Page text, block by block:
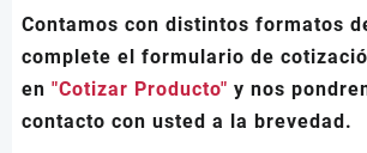
Contamos con distintos formatos
complete el formulario de
en "Cotizar Producto" y nos
contacto con usted a la brevedad.